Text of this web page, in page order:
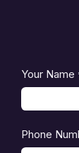
Your Name
Phone